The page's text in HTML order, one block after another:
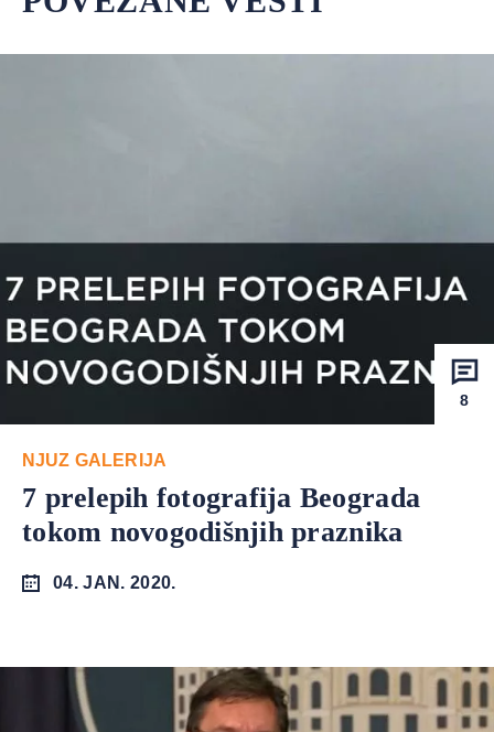
8
NJUZ GALERIJA
7 prelepih fotografija Beograda
tokom novogodišnjih praznika
04. JAN. 2020.